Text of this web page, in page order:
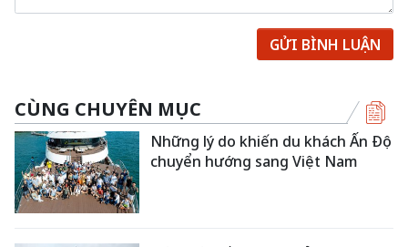
GỬI BÌNH LUẬN
CÙNG CHUYÊN MỤC
Những lý do khiến du khách Ấn Độ
chuyển hướng sang Việt Nam